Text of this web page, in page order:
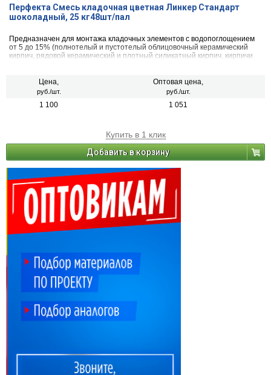
Перфекта Смесь кладочная цветная Линкер Стандарт
шоколадный, 25 кг48шт/пал
Предназначен для монтажа кладочных элементов с водопоглощением
от 5 до 15% (полнотелый и пустотелый облицовочный керамический
кирпич, рядовой керамический и плотный силикатный кирпич, кирпичи
Цена,
руб./шт.
Оптовая цена,
руб./шт.
1 100 1 051
Купить в 1 клик
Добавить в корзину